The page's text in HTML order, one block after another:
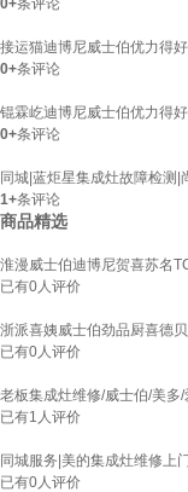
0+条评论
接运猫迪博尼威士伯优力得
0+条评论
锟霖屹迪博尼威士伯优力得
0+条评论
同城|蓝炬星集成灶故障检测
1+条评论
商品精选
淮漫威士伯迪博尼贺喜苏名
已有0人评价
浙派喜姨威士伯劲品厨喜德
已有0人评价
老板集成灶维修/威士伯/美多
已有1 人评价
同城服务|美的集成灶维修上
已有0人评价